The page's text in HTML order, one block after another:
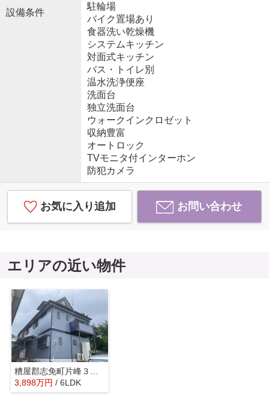
設備条件
駐輪場
バイク置場あり
食器洗い乾燥機
システムキッチン
対面式キッチン
バス・トイレ別
温水洗浄便座
洗面台
独立洗面台
ウォークインクロゼット
収納豊富
オートロック
TVモニタ付インターホン
防犯カメラ
お気に入り追加 お問い合わせ
エリアの近い物件
3,898万円 / 6LDK